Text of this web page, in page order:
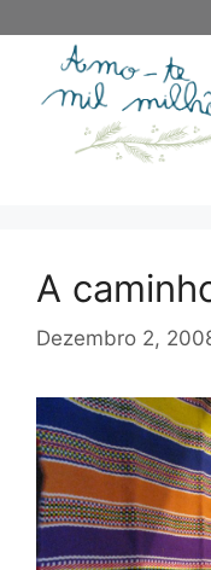
conteúdo
A
Dezembro 2,